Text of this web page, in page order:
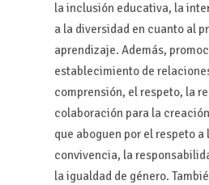
la inclusión educativa, la
a la diversidad en cuanto al
aprendizaje. Además,
establecimiento de
comprensión, el respeto, la
colaboración para la
que aboguen por el respeto
convivencia, la
la igualdad de género.